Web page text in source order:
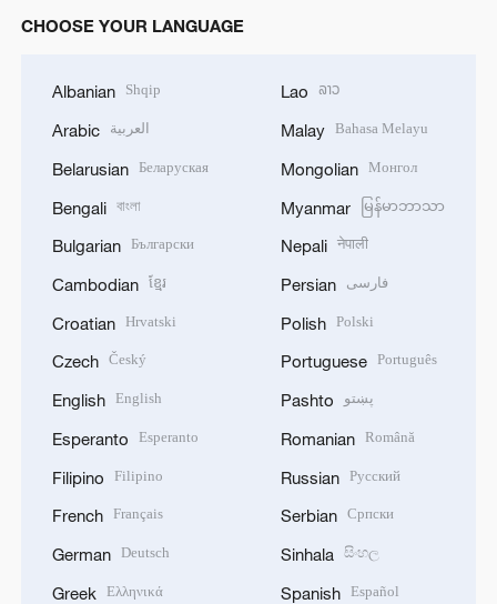
CHOOSE YOUR LANGUAGE
Albanian Shqip
Arabic العربية
Belarusian Беларуская
Bengali বাংলা
Bulgarian Български
Cambodian ខ្មែរ
Croatian Hrvatski
Czech Český
English English
Esperanto Esperanto
Filipino Filipino
French Français
German Deutsch
Greek Ελληνικά
Lao ລາວ
Malay Bahasa Melayu
Mongolian Монгол
Myanmar မြန်မာဘာသာ
Nepali नेपाली
Persian فارسی
Polish Polski
Portuguese Português
Pashto پښتو
Romanian Română
Russian Русский
Serbian Српски
Sinhala සිංහල
Spanish Español